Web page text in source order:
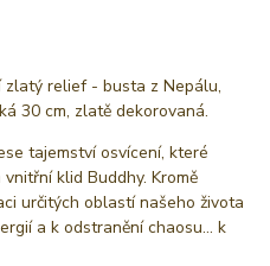
relief - busta z Nepálu,
30 cm, zlatě dekorovaná.
tajemství osvícení, které
klid Buddhy. Kromě
určitých oblastí našeho života
a k odstranění chaosu... k